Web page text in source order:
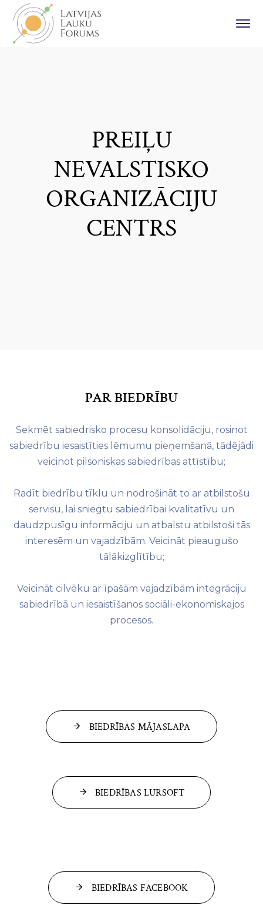
PREIĻU
NEVALSTISKO
ORGANIZĀCIJU
CENTRS
PAR BIEDRĪBU
Sekmēt sabiedrisko procesu konsolidāciju, rosinot
sabiedrību iesaistīties lēmumu pieņemšanā, tādējādi
veicinot pilsoniskas sabiedrības attīstību;
Radīt biedrību tīklu un nodrošināt to ar atbilstošu
servisu, lai sniegtu sabiedrībai kvalitatīvu un
daudzpusīgu informāciju un atbalstu atbilstoši tās
interesēm un vajadzībām. Veicināt pieaugušo
tālākizglītību;
Veicināt cilvēku ar īpašām vajadzībām integrāciju
sabiedrībā un iesaistīšanos sociāli-ekonomiskajos
procesos.
BIEDRĪBAS MĀJASLAPA
BIEDRĪBAS LURSOFT
BIEDRĪBAS FACEBOOK